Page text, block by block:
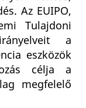
Az EUIPO,
Tulajdoni
a
eszközök
célja a
megfelelő